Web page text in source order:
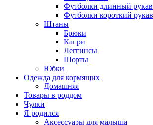
Футболки длинный рукав
Футболки короткий рукав
Штаны
Брюки
Капри
Леггинсы
Шорты
Юбки
Одежда для кормящих
Домашняя
Товары в роддом
Чулки
Я родился
Аксессуары для малыша